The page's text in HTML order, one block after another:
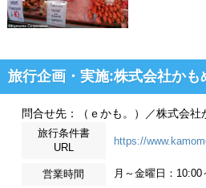
旅行企画・実施:株式会社かも
問合せ先：（ｅかも。）／株式会社
旅行条件書
URL
https://
営業時間 月～金曜日：10:00